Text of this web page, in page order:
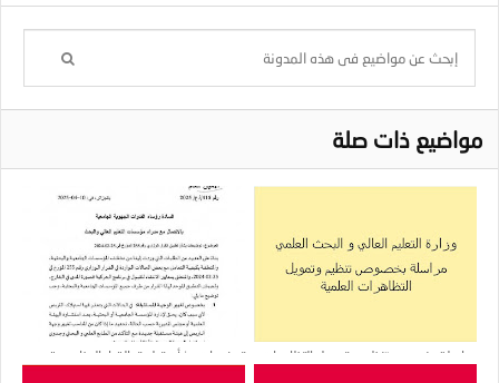
مواضيع ذات صلة
مراسلة بخصوص تنظيم وتمويل التظاهرات
توضيحات بشأن تطبيق القرار الوزاري رقم